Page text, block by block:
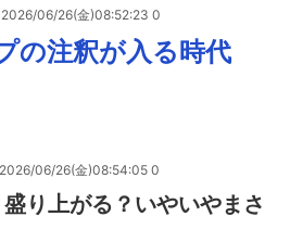
2026/06/26(金)08:52:23 0
の注釈が入る時代
2026/06/26(金)08:54:05 0
り上がる？いやいやまさ